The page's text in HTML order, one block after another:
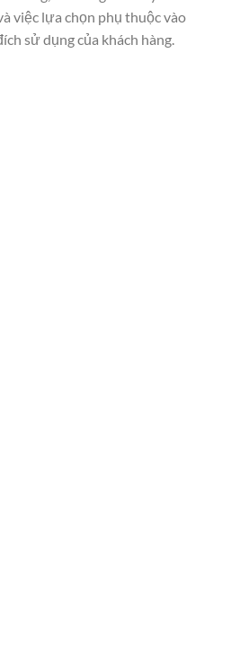
việc lựa chọn phụ thuộc vào
sử dụng của khách hàng.